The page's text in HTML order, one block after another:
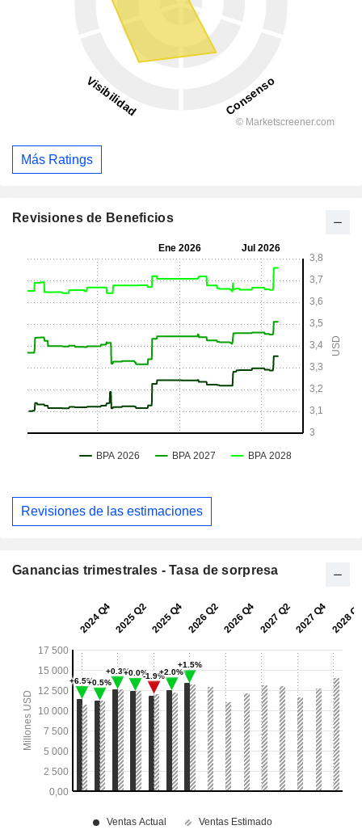
Más Ratings
Revisiones de Beneficios
Revisiones de las estimaciones
Ganancias trimestrales - Tasa de sorpresa